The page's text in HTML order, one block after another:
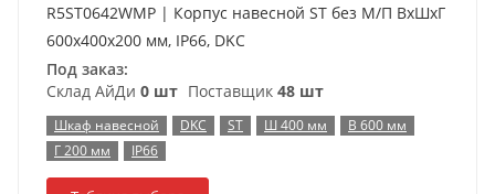
R5ST0642WMP | Корпус навесной ST без М/П ВxШxГ
600x400x200 мм, IP66, DKC
Под заказ:
Склад АйДи 0 шт Поставщик 48 шт
Шкаф навесной DKC ST Ш 400 мм
В 600 мм
Г 200 мм
IP66